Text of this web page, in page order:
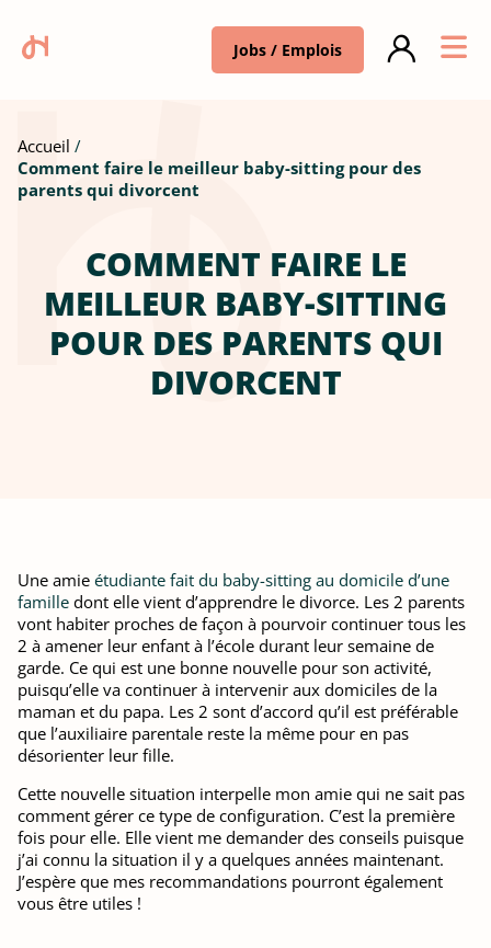
Jobs / Emplois
Accueil
Comment faire le meilleur baby-sitting pour des
parents qui divorcent
COMMENT FAIRE LE
MEILLEUR BABY-SITTING
POUR DES PARENTS QUI
DIVORCENT
Une amie étudiante fait du baby-sitting au domicile d’une
famille dont elle vient d’apprendre le divorce. Les 2 parents
vont habiter proches de façon à pourvoir continuer tous les
2 à amener leur enfant à l’école durant leur semaine de
garde. Ce qui est une bonne nouvelle pour son activité,
puisqu’elle va continuer à intervenir aux domiciles de la
maman et du papa. Les 2 sont d’accord qu’il est préférable
que l’auxiliaire parentale reste la même pour en pas
désorienter leur fille.
Cette nouvelle situation interpelle mon amie qui ne sait pas
comment gérer ce type de configuration. C’est la première
fois pour elle. Elle vient me demander des conseils puisque
j’ai connu la situation il y a quelques années maintenant.
J’espère que mes recommandations pourront également
vous être utiles !